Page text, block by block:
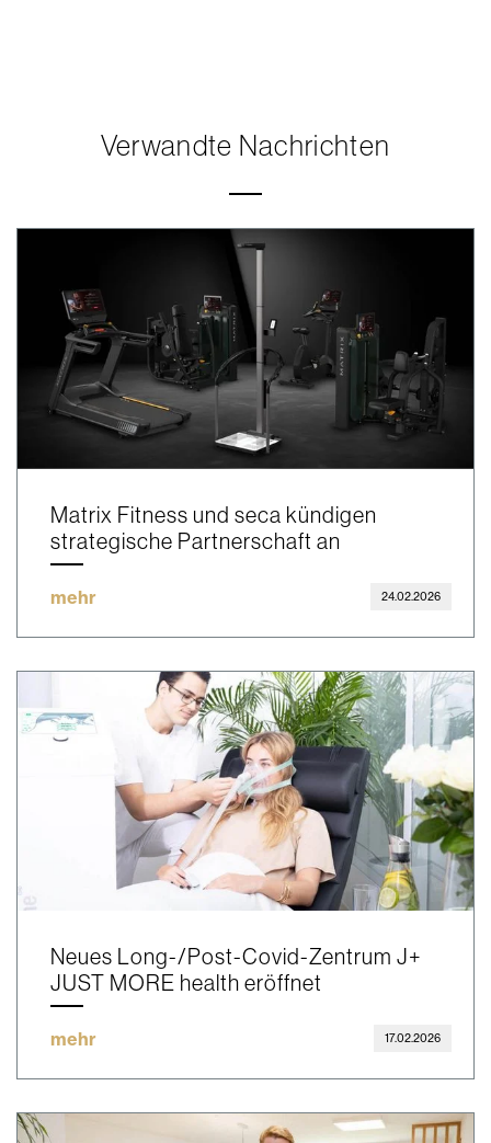
Verwandte Nachrichten
Matrix Fitness und seca kündigen
strategische Partnerschaft an
mehr 24.02.2026
Neues Long-/Post-Covid-Zentrum J+
JUST MORE health eröffnet
mehr 17.02.2026